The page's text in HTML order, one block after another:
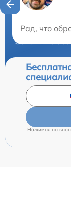
Рад, что
Нужна
Закажите
Нажимая на